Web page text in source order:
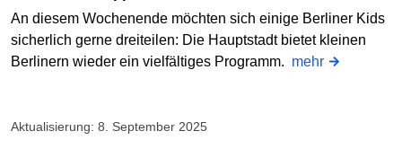
An diesem Wochenende möchten sich einige Berliner Kids
sicherlich gerne dreiteilen: Die Hauptstadt bietet kleinen
Berlinern wieder ein vielfältiges Programm. mehr
Aktualisierung: 8. September 2025